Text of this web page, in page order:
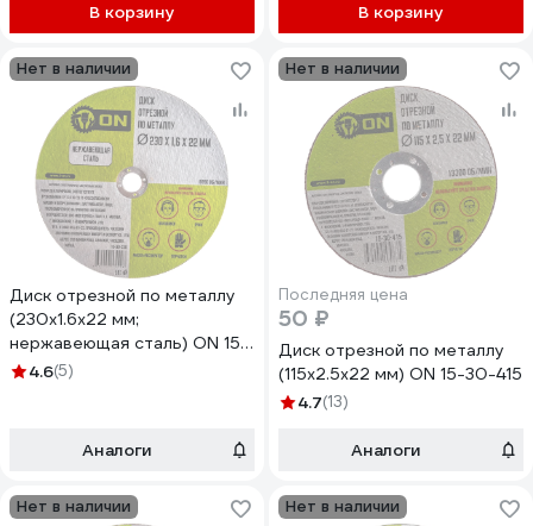
В корзину В корзину
Нет в наличии
Диск отрезной по металлу
(230х1.6х22 мм;
нержавеющая сталь) ON 15-
30-230
4.6(5)
Аналоги
Нет в наличии
Последняя цена
50 ₽
Диск отрезной по металлу
(115х2.5х22 мм) ON 15-30-415
4.7(13)
Аналоги
Нет в наличии Нет в наличии